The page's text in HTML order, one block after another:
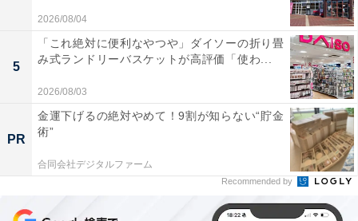
2026/08/04
5
「これ絶対に便利なやつや」ダイソーの折り畳
み式ランドリーバスケットが高評価「使わ...
2026/08/03
PR
金運下げるの絶対やめて！9割が知らない“貯金
術”
合同会社デジタルファーム
Recommended by